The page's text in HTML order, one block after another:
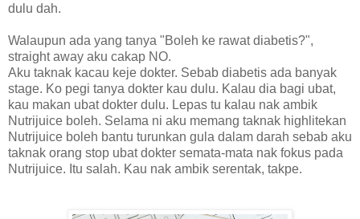
dulu dah.
Walaupun ada yang tanya "Boleh ke rawat diabetis?",
straight away aku cakap NO.
Aku taknak kacau keje dokter. Sebab diabetis ada banyak
stage. Ko pegi tanya dokter kau dulu. Kalau dia bagi ubat,
kau makan ubat dokter dulu. Lepas tu kalau nak ambik
Nutrijuice boleh. Selama ni aku memang taknak highlitekan
Nutrijuice boleh bantu turunkan gula dalam darah sebab aku
taknak orang stop ubat dokter semata-mata nak fokus pada
Nutrijuice. Itu salah. Kau nak ambik serentak, takpe.